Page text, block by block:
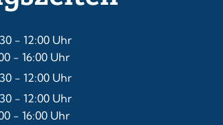
- 12:00 Uhr
08:30 bis 12:00 Uhr
- 16:00 Uhr
14:00 bis 16:00 Uhr
- 12:00 Uhr
08:30 bis 12:00 Uhr
- 12:00 Uhr
08:30 bis 12:00 Uhr
- 16:00 Uhr